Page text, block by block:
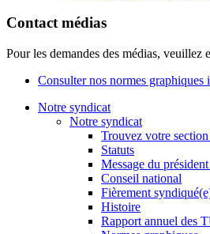
Contact médias
Pour les demandes des médias, veuillez
Consulter nos normes graphiques
Notre syndicat
Notre syndicat
Trouvez votre
Statuts
Message du
Conseil national
Fièrement
Histoire
Rapport annuel des